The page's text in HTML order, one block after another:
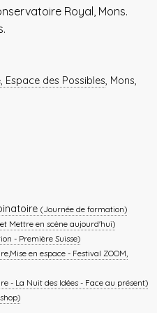
Espace des Possibles, Mons,
(Journée de formation)
Mettre en scène aujourd'hui)
- Première Suisse)
en espace - Festival ZOOM,
- La Nuit des Idées - Face au présent)
Royal, Mons.